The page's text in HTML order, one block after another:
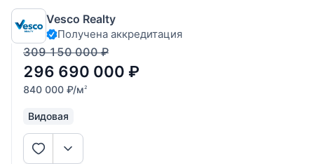
"Башня Федерация". Панорамные окна от пола до потолка,
ширина каждого окна 1,7 метров без перекладин и
поручней. Площадь апартамента составляет 353,2 кв.м -
планировка свободная, без отделки (Shell&amp
Vesco Realty
Получена аккредитация
309 150 000 ₽
296 690 000 ₽
840 000 ₽/м2
Видовая